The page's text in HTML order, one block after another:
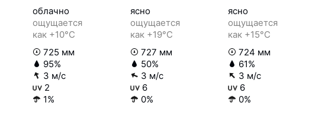
облачно
ощущается
как +10°C
725 мм
95%
3 м/с
2
1%
ясно
ощущается
как +19°C
727 мм
50%
3 м/с
6
0%
ясно
ощущается
как +15°C
724 мм
61%
3 м/с
6
0%